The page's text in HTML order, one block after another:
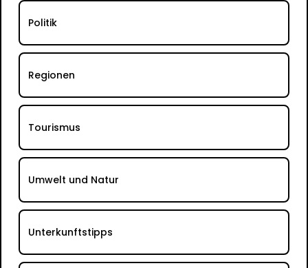
Politik
Regionen
Tourismus
Umwelt und Natur
Unterkunftstipps